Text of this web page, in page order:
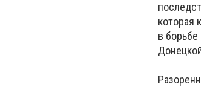
которая
в